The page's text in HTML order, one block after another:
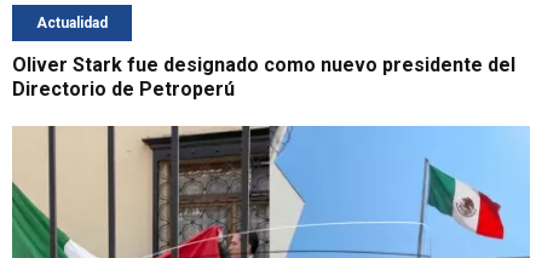
Actualidad
Oliver Stark fue designado como nuevo presidente del
Directorio de Petroperú